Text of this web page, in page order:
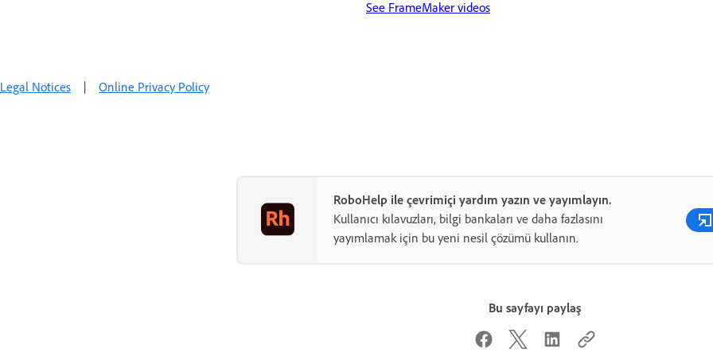
See FrameMaker videos
Legal Notices | Online Privacy Policy
RoboHelp ile çevrimiçi yardım yazın ve yayımlayın.
Kullanıcı kılavuzları, bilgi bankaları ve daha fazlasını
yayımlamak için bu yeni nesil çözümü kullanın.
Bu sayfayı paylaş